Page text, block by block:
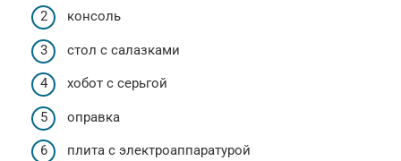
консоль
стол с салазками
хобот с серьгой
оправка
плита с электроаппаратурой